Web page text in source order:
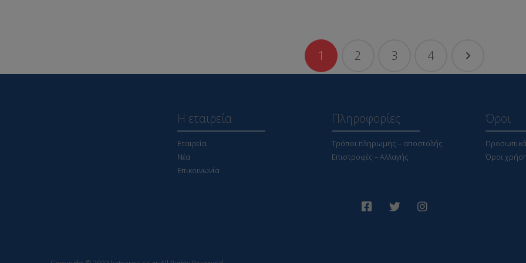
1 2 3 4
Η εταιρεία
Εταιρεία
Νέα
Επικοινωνία
Πληροφορίες
Τρόποι πληρωμής – αποστολής
Επιστροφές – Αλλαγής
Όροι
Όροι